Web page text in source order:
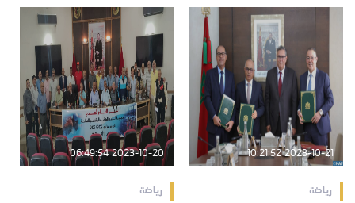
2023-10-21 10:21:52
رياضة
2023-10-20 06:49:54
رياضة